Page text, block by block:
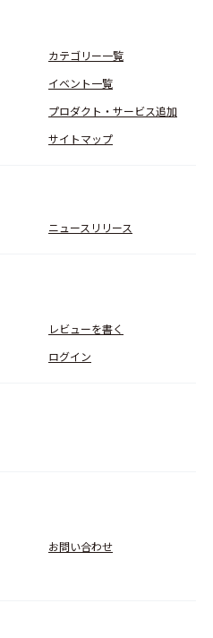
カテゴリー一覧
イベント一覧
プロダクト・サービス追加
サイトマップ
ニュースリリース
レビューを書く
ログイン
お問い合わせ